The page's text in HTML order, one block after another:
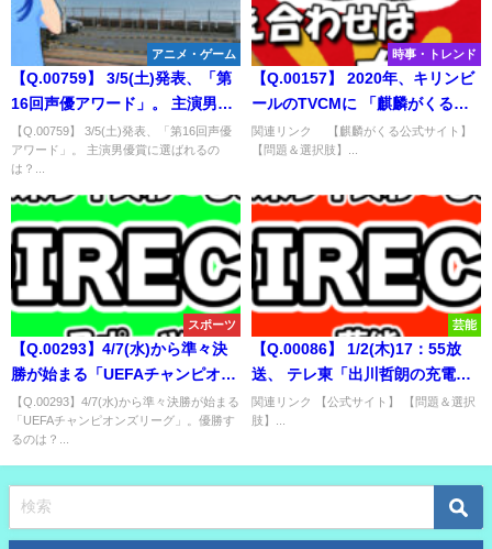
アニメ・ゲーム
【Q.00759】 3/5(土)発表、「第
16回声優アワード」。 主演男優
賞に選ばれるのは？
【Q.00759】 3/5(土)発表、「第16回声優
アワード」。 主演男優賞に選ばれるの
は？...
時事・トレンド
【Q.00157】 2020年、キリンビ
ールのTVCMに 「麒麟がくる」
の長谷川博己が最初に登場する
のはいつ？
関連リンク 【麒麟がくる公式サイト】
【問題＆選択肢】...
スポーツ
【Q.00293】4/7(水)から準々決
勝が始まる「UEFAチャンピオン
ズリーグ」。優勝するのは？
【Q.00293】4/7(水)から準々決勝が始まる
「UEFAチャンピオンズリーグ」。優勝す
るのは？...
芸能
【Q.00086】 1/2(木)17：55放
送、 テレ東「出川哲朗の充電さ
せてもらえませんか？新春3時間
SP」。 本編で充電する回数がも
関連リンク 【公式サイト】 【問題＆選択
肢】...